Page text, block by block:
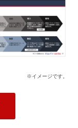
※イメージです。